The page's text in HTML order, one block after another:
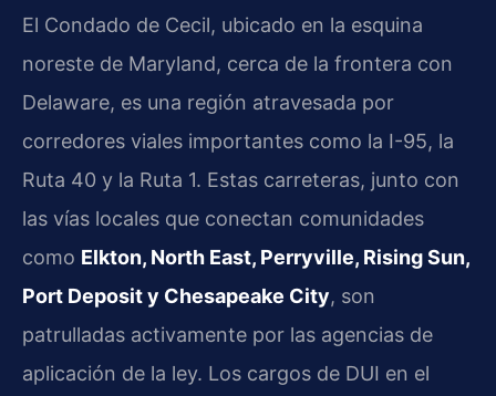
El Condado de Cecil, ubicado en la esquina
noreste de Maryland, cerca de la frontera con
Delaware, es una región atravesada por
corredores viales importantes como la I-95, la
Ruta 40 y la Ruta 1. Estas carreteras, junto con
las vías locales que conectan comunidades
como Elkton, North East, Perryville, Rising Sun,
Port Deposit y Chesapeake City, son
patrulladas activamente por las agencias de
aplicación de la ley. Los cargos de DUI en el